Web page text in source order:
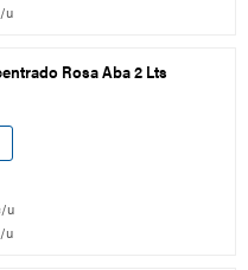
u
Rosa Aba 2 Lts
u
u